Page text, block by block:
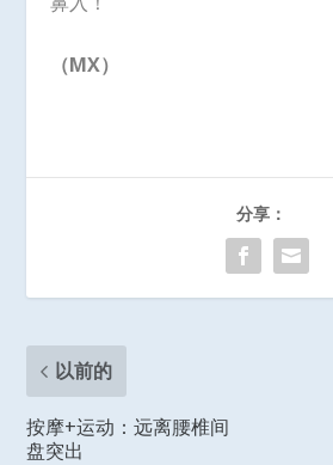
（MX）
分享：
以前的
按摩+运动：远离腰椎间
盘突出